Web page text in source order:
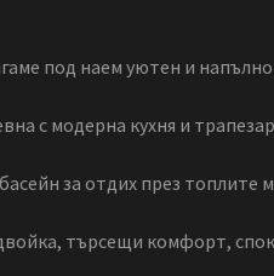
под наем уютен и
с модерна кухня и
за отдих през топлите
търсещи комфорт,